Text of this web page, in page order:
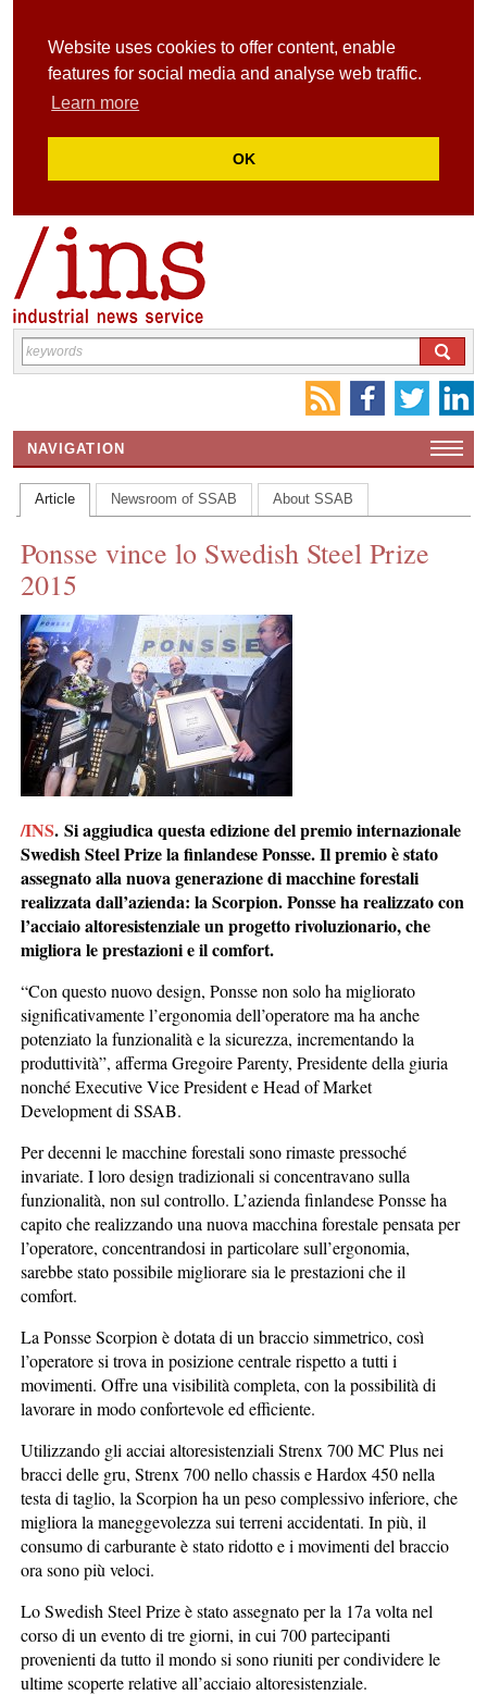
Website uses cookies to offer content, enable
features for social media and analyse web traffic.
Learn more
OK
NAVIGATION
HOME
CONTACT US
INS MAIN WEBSITE
ABOUT US
Article Newsroom of SSAB About SSAB
Ponsse vince lo Swedish Steel Prize
2015
/INS. Si aggiudica questa edizione del premio internazionale
Swedish Steel Prize la finlandese Ponsse. Il premio è stato
assegnato alla nuova generazione di macchine forestali
realizzata dall’azienda: la Scorpion. Ponsse ha realizzato con
l’acciaio altoresistenziale un progetto rivoluzionario, che
migliora le prestazioni e il comfort.
“Con questo nuovo design, Ponsse non solo ha migliorato
significativamente l’ergonomia dell’operatore ma ha anche
potenziato la funzionalità e la sicurezza, incrementando la
produttività”, afferma Gregoire Parenty, Presidente della giuria
nonché Executive Vice President e Head of Market
Development di SSAB.
Per decenni le macchine forestali sono rimaste pressoché
invariate. I loro design tradizionali si concentravano sulla
funzionalità, non sul controllo. L’azienda finlandese Ponsse ha
capito che realizzando una nuova macchina forestale pensata per
l’operatore, concentrandosi in particolare sull’ergonomia,
sarebbe stato possibile migliorare sia le prestazioni che il
comfort.
La Ponsse Scorpion è dotata di un braccio simmetrico, così
l’operatore si trova in posizione centrale rispetto a tutti i
movimenti. Offre una visibilità completa, con la possibilità di
lavorare in modo confortevole ed efficiente.
Utilizzando gli acciai altoresistenziali Strenx 700 MC Plus nei
bracci delle gru, Strenx 700 nello chassis e Hardox 450 nella
testa di taglio, la Scorpion ha un peso complessivo inferiore, che
migliora la maneggevolezza sui terreni accidentati. In più, il
consumo di carburante è stato ridotto e i movimenti del braccio
ora sono più veloci.
Lo Swedish Steel Prize è stato assegnato per la 17a volta nel
corso di un evento di tre giorni, in cui 700 partecipanti
provenienti da tutto il mondo si sono riuniti per condividere le
ultime scoperte relative all’acciaio altoresistenziale.